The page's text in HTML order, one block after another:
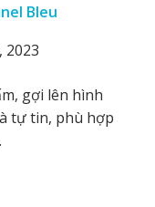
Bleu
2023
gợi lên hình
tự tin, phù hợp